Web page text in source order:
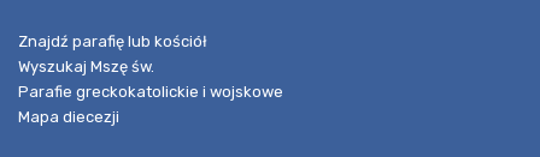
Znajdź parafię lub kościół
Wyszukaj Mszę św.
Parafie greckokatolickie i wojskowe
Mapa diecezji